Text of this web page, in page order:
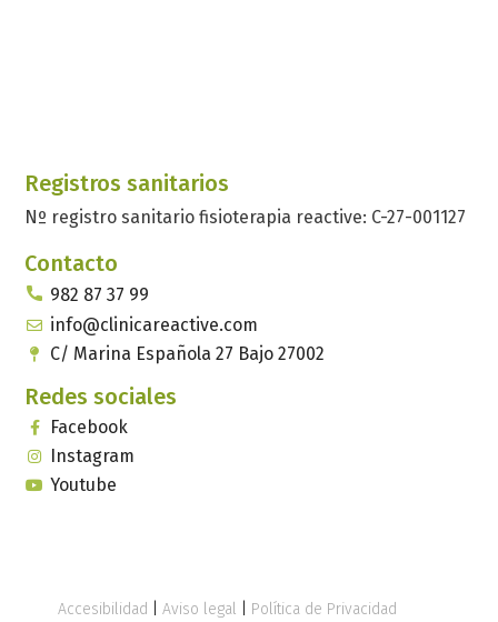
Registros sanitarios
Nº registro sanitario fisioterapia reactive: C-27-001127
Contacto
982 87 37 99
info@clinicareactive.com
C/ Marina Española 27 Bajo 27002
Redes sociales
Facebook
Instagram
Youtube
Accesibilidad Aviso legal Política de Privacidad